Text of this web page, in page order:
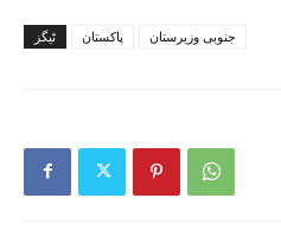
ٹیگز پاکستان جنوبی وزیرستان